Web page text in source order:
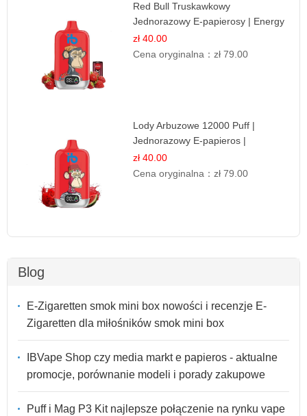
Red Bull Truskawkowy
Jednorazowy E-papierosy | Energy
Drink Smak
zł 40.00
Cena oryginalna：zł 79.00
Lody Arbuzowe 12000 Puff |
Jednorazowy E-papieros |
Deserowy Smak
zł 40.00
Cena oryginalna：zł 79.00
Blog
E-Zigaretten smok mini box nowości i recenzje E-
Zigaretten dla miłośników smok mini box
IBVape Shop czy media markt e papieros - aktualne
promocje, porównanie modeli i porady zakupowe
Puff i Mag P3 Kit najlepsze połączenie na rynku vape